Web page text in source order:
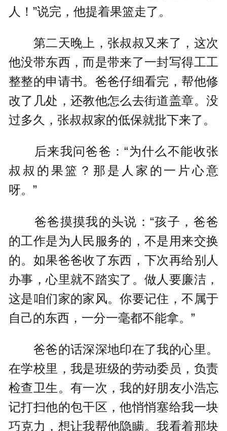
人！”说完，他提着果篮走了。
第二天晚上，张叔叔又来了，这次
他没带东西，而是带来了一封写得工工
整整的申请书。爸爸仔细看完，帮他修
改了几处，还教他怎么去街道盖章。没
过多久，张叔叔家的低保就批下来了。
后来我问爸爸：“为什么不能收张
叔叔的果篮？那是人家的一片心意
呀。”
爸爸摸摸我的头说：“孩子，爸爸
的工作是为人民服务的，不是用来交换
的。如果爸爸收了东西，下次再给别人
办事，心里就不踏实了。做人要廉洁，
这是咱们家的家风。你要记住，不属于
自己的东西，一分一毫都不能拿。”
爸爸的话深深地印在了我的心里。
在学校里，我是班级的劳动委员，负责
检查卫生。有一次，我的好朋友小浩忘
记打扫他的包干区，他悄悄塞给我一块
巧克力，想让我帮他隐瞒。我看着那块